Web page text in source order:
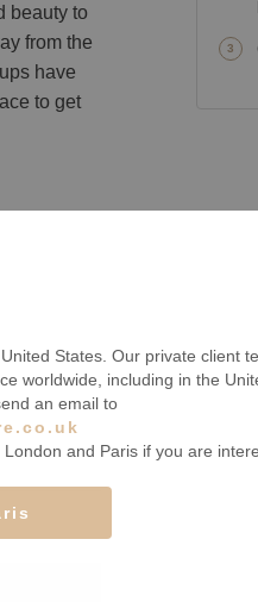
beauty to
from the
have
to get
States. Our private client
worldwide, including in the
an email to
and Paris if you are